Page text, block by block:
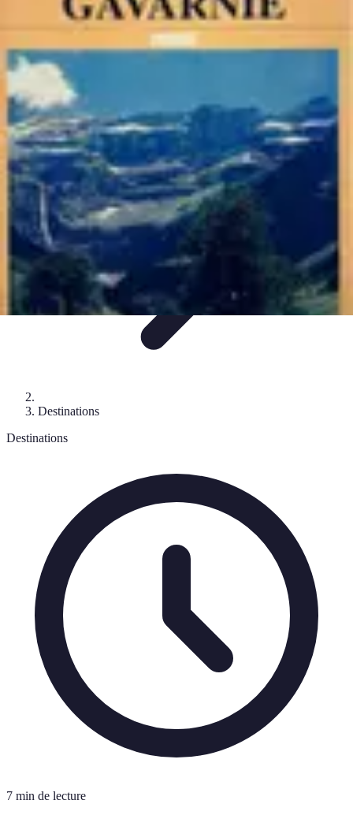
Belles Villes Monde
Inspiration de VoyageVilles à découvrirVoyages
Belles Villes Monde
Destinations
Destinations
7 min de lecture